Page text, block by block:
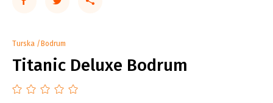
Turska Bodrum
Titanic Deluxe Bodrum